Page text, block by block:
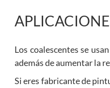
Los coalescentes se
además de aumentar la
Si eres fabricante de